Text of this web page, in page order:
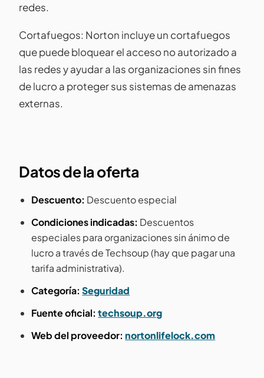
redes.
Cortafuegos: Norton incluye un cortafuegos
que puede bloquear el acceso no autorizado a
las redes y ayudar a las organizaciones sin fines
de lucro a proteger sus sistemas de amenazas
externas.
Datos de la oferta
Descuento: Descuento especial
Condiciones indicadas: Descuentos
especiales para organizaciones sin ánimo de
lucro a través de Techsoup (hay que pagar una
tarifa administrativa).
Categoría: Seguridad
Fuente oficial: techsoup.org
Web del proveedor: nortonlifelock.com